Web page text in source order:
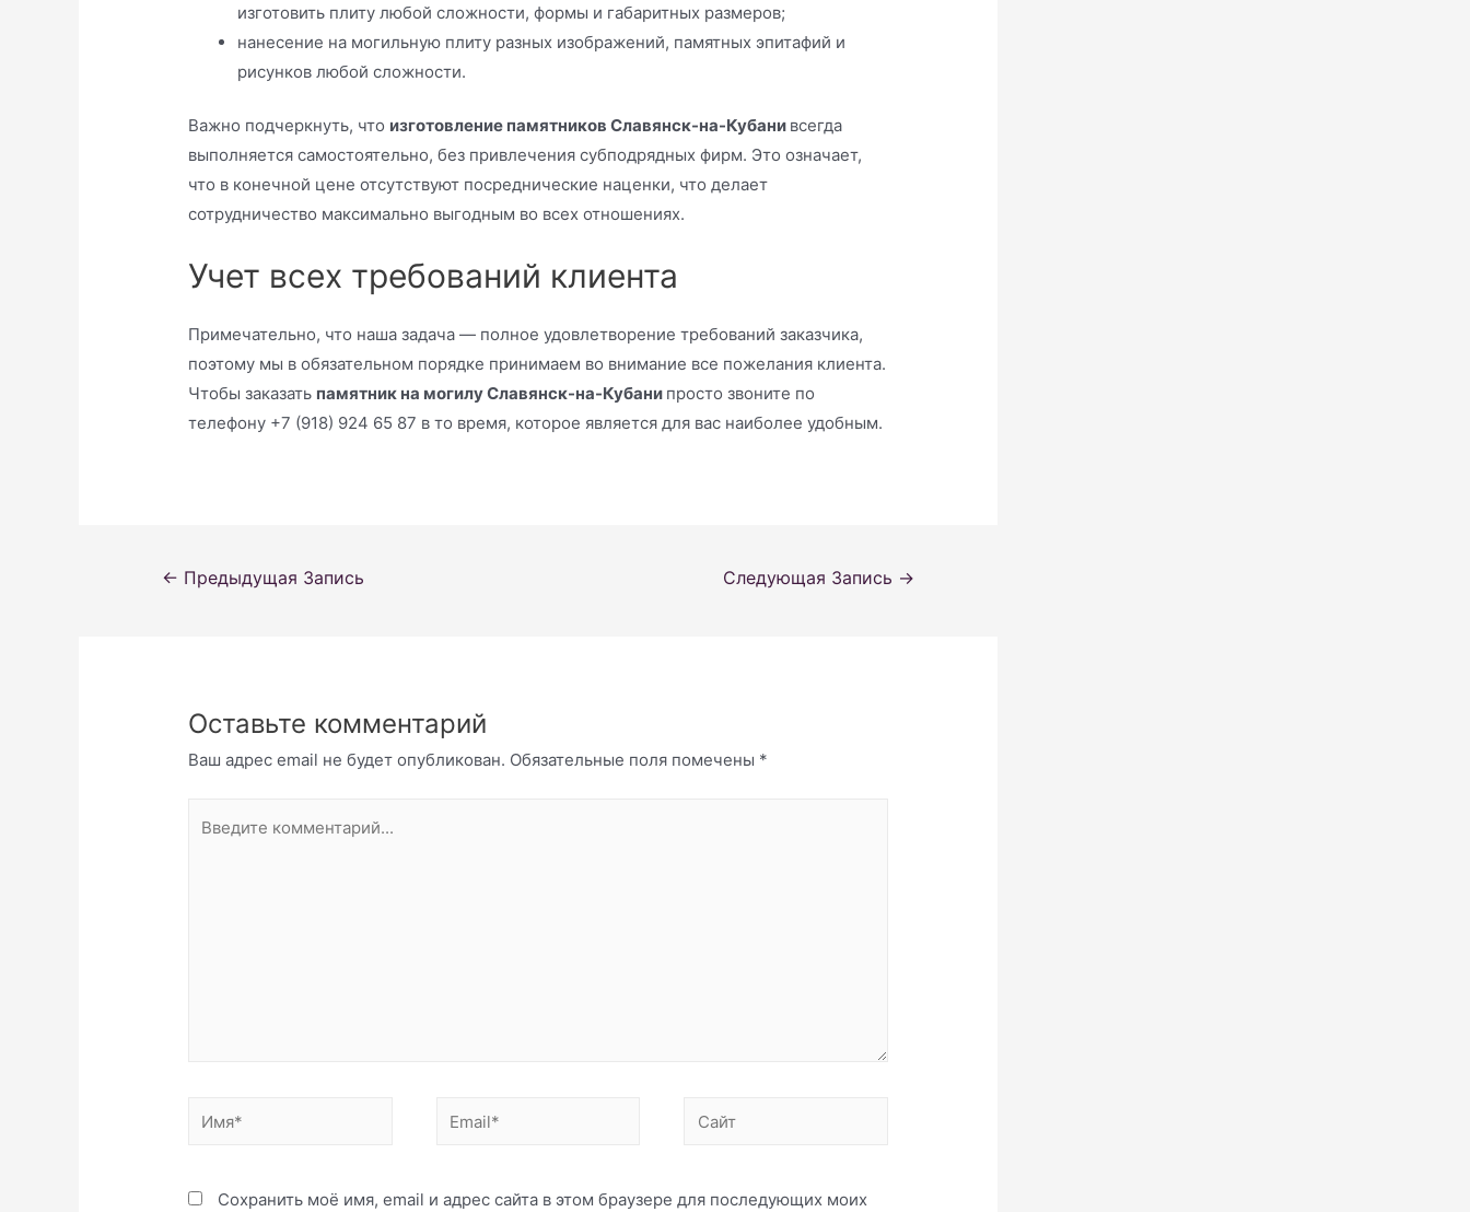
изготовить плиту любой сложности, формы и габаритных размеров;
нанесение на могильную плиту разных изображений, памятных эпитафий и
рисунков любой сложности.
Важно подчеркнуть, что изготовление памятников Славянск-на-Кубани всегда
выполняется самостоятельно, без привлечения субподрядных фирм. Это означает,
что в конечной цене отсутствуют посреднические наценки, что делает
сотрудничество максимально выгодным во всех отношениях.
Учет всех требований клиента
Примечательно, что наша задача — полное удовлетворение требований заказчика,
поэтому мы в обязательном порядке принимаем во внимание все пожелания клиента.
Чтобы заказать памятник на могилу Славянск-на-Кубани просто звоните по
телефону +7 (918) 924 65 87 в то время, которое является для вас наиболее удобным.
Навигация
← Предыдущая Запись Следующая Запись →
Оставьте комментарий
Ваш адрес email не будет опубликован. Обязательные поля помечены *
комментарий...
Имя* Email* Сайт
Сохранить моё имя, email и адрес сайта в этом браузере для последующих моих